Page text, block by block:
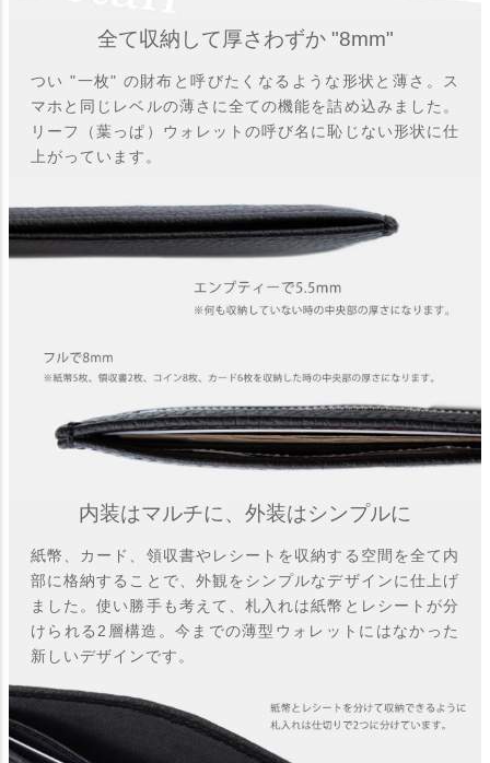
全て収納して厚さわずか "8mm"
つい "一枚" の財布と呼びたくなるような形状と薄さ。ス
マホと同じレベルの薄さに全ての機能を詰め込みました。
リーフ（葉っぱ）ウォレットの呼び名に恥じない形状に仕
上がっています。
内装はマルチに、外装はシンプルに
紙幣、カード、領収書やレシートを収納する空間を全て内
部に格納することで、外観をシンプルなデザインに仕上げ
ました。使い勝手も考えて、札入れは紙幣とレシートが分
けられる2層構造。今までの薄型ウォレットにはなかった
新しいデザインです。